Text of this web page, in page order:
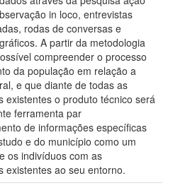
in loco, entrevistas
rodas de conversas e
A partir da metodologia
compreender o processo
da população em relação a
e que diante de todas as
existentes o produto técnico será
ferramenta par
de informações específicas
e do município como um
os indivíduos com as
existentes ao seu entorno.